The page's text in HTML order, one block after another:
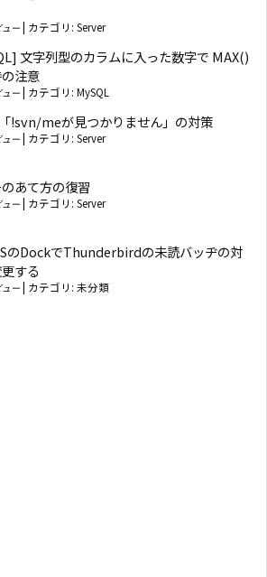
ー カテゴリ: Server
文字列型のカラムに入った数字で MAX()
注意
ー カテゴリ: MySQL
!svn/meが見つかりません」の対策
ー カテゴリ: Server
あて方の復習
ー カテゴリ: Server
のDockでThunderbirdの未読バッヂの対
する
ー カテゴリ: 未分類